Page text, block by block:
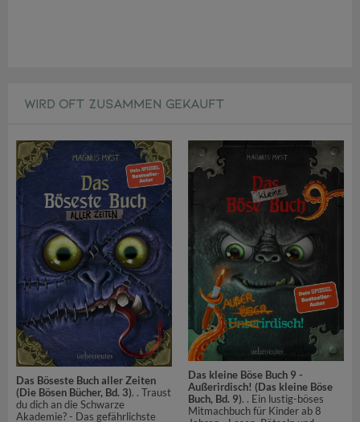
WIRD OFT ZUSAMMEN GEKAUFT
Das Böseste Buch aller Zeiten
(Die Bösen Bücher, Bd. 3). . Traust
du dich an die Schwarze
Akademie? - Das gefährlichste
Das kleine Böse Buch 9 -
Außerirdisch! (Das kleine Böse
Buch, Bd. 9). . Ein lustig-böses
Mitmachbuch für Kinder ab 8